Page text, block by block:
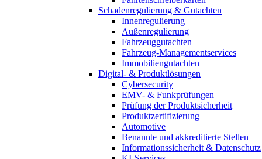
Schadenregulierung & Gutachten
Innenregulierung
Außenregulierung
Fahrzeuggutachten
Fahrzeug-Managementservices
Immobiliengutachten
Digital- & Produktlösungen
Cybersecurity
EMV- & Funkprüfungen
Prüfung der Produktsicherheit
Produktzertifizierung
Automotive
Benannte und akkreditierte Stellen
Informationssicherheit & Datenschutz